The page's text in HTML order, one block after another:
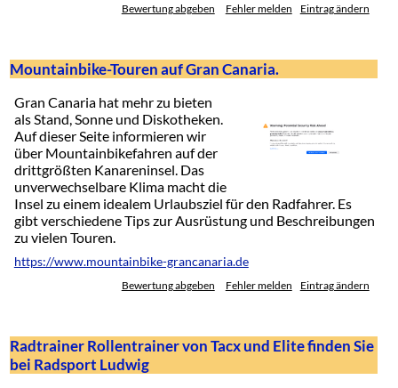
Bewertung abgeben Fehler melden Eintrag ändern
Mountainbike-Touren auf Gran Canaria.
Gran Canaria hat mehr zu bieten
als Stand, Sonne und Diskotheken.
Auf dieser Seite informieren wir
über Mountainbikefahren auf der
drittgrößten Kanareninsel. Das
unverwechselbare Klima macht die
Insel zu einem idealem Urlaubsziel für den Radfahrer. Es
gibt verschiedene Tips zur Ausrüstung und Beschreibungen
zu vielen Touren.
https://www.mountainbike-grancanaria.de
Bewertung abgeben Fehler melden Eintrag ändern
Radtrainer Rollentrainer von Tacx und Elite finden Sie
bei Radsport Ludwig